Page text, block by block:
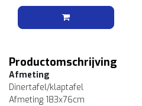
Productomschrijving
Afmeting
Dinertafel/klaptafel
Afmeting 183x76cm